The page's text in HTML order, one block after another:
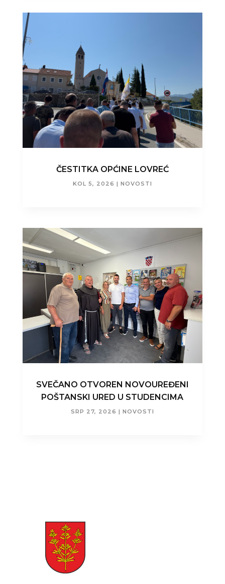
ČESTITKA OPĆINE LOVREĆ
KOL 5, 2026 | NOVOSTI
SVEČANO OTVOREN NOVOUREĐENI
POŠTANSKI URED U STUDENCIMA
SRP 27, 2026 | NOVOSTI